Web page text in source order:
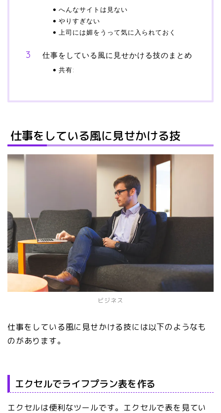
へんなサイトは見ない
やりすぎない
上司には媚をうって気に入られておく
仕事をしている風に見せかける技のまとめ
共有:
仕事をしている風に見せかける技
ビジネス
仕事をしている風に見せかける技には以下のようなも
のがあります。
エクセルでライフプラン表を作る
エクセルは便利なツールです。エクセルで表を見てい